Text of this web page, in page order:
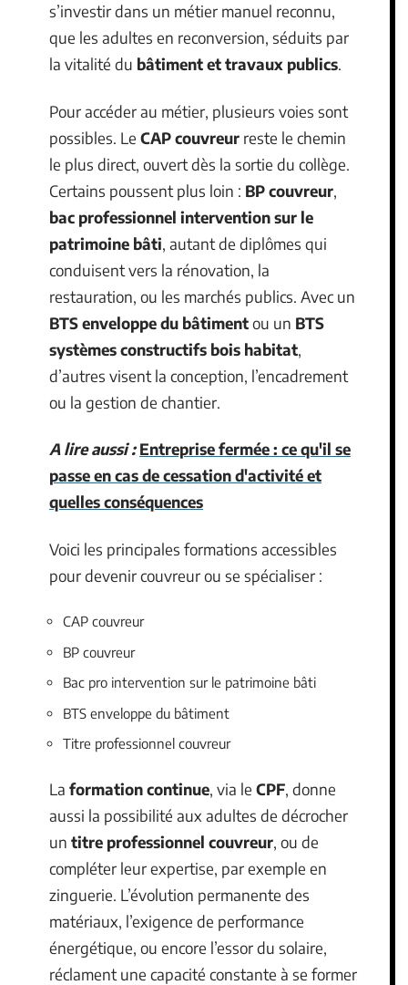
s’investir dans un métier manuel reconnu,
que les adultes en reconversion, séduits par
la vitalité du bâtiment et travaux publics.
Pour accéder au métier, plusieurs voies sont
possibles. Le CAP couvreur reste le chemin
le plus direct, ouvert dès la sortie du collège.
Certains poussent plus loin : BP couvreur,
bac professionnel intervention sur le
patrimoine bâti, autant de diplômes qui
conduisent vers la rénovation, la
restauration, ou les marchés publics. Avec un
BTS enveloppe du bâtimentou un BTS
systèmes constructifs bois habitat,
d’autres visent la conception, l’encadrement
ou la gestion de chantier.
A lire aussi : Entreprise fermée : ce qu'il se
passe en cas de cessation d'activité et
quelles conséquences
Voici les principales formations accessibles
pour devenir couvreur ou se spécialiser :
CAP couvreur
BP couvreur
Bac pro intervention sur le patrimoine bâti
BTS enveloppe du bâtiment
Titre professionnel couvreur
La formation continue, via le CPF, donne
aussi la possibilité aux adultes de décrocher
un titre professionnel couvreur, ou de
compléter leur expertise, par exemple en
zinguerie. L’évolution permanente des
matériaux, l’exigence de performance
énergétique, ou encore l’essor du solaire,
réclament une capacité constante à se former